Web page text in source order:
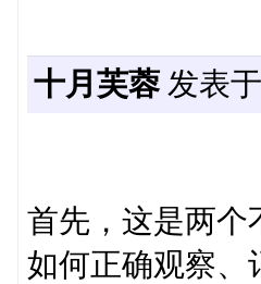
十月芙蓉发表于
首先，这是两个
如何正确观察、